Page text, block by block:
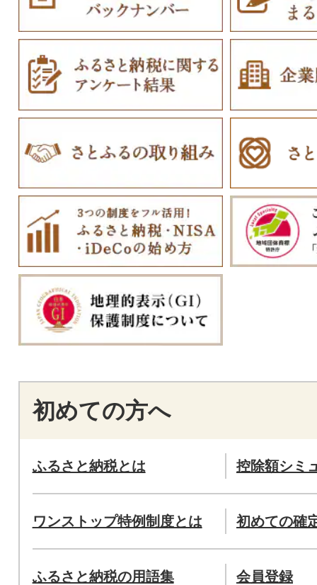
初めての方へ
ふるさと納税とは 控除額シミ
ワンストップ特例制度とは 初めての確
ふるさと納税の用語集 会員登録